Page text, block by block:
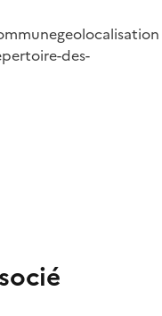
geolocalisation
des-